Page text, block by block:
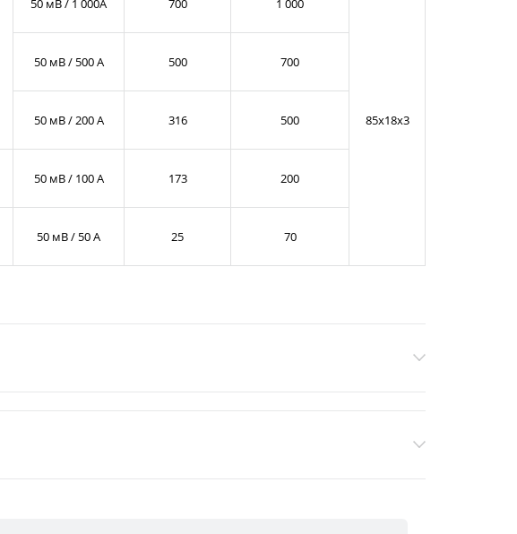
50 мВ / 1 000А 700 1 000
85x18x3
50 мВ / 500 А 500 700
50 мВ / 200 А 316 500
50 мВ / 100 А 173 200
50 мВ / 50 А 25 70